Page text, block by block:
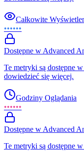
Całkowite
••••••
Dostępne w Advanced
Te metryki są dostępne
dowiedzieć się więcej.
Godziny Oglądania
••••••
Dostępne w Advanced
Te metryki są dostępne